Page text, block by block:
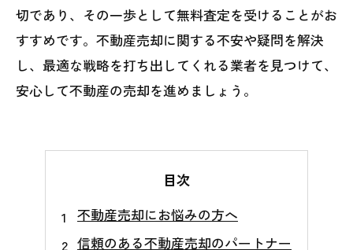
切であり、その一歩として無料査定を受けることがお
すすめです。不動産売却に関する不安や疑問を解決
し、最適な戦略を打ち出してくれる業者を見つけて、
安心して不動産の売却を進めましょう。
目次
不動産売却にお悩みの方へ
信頼のある不動産売却のパートナー